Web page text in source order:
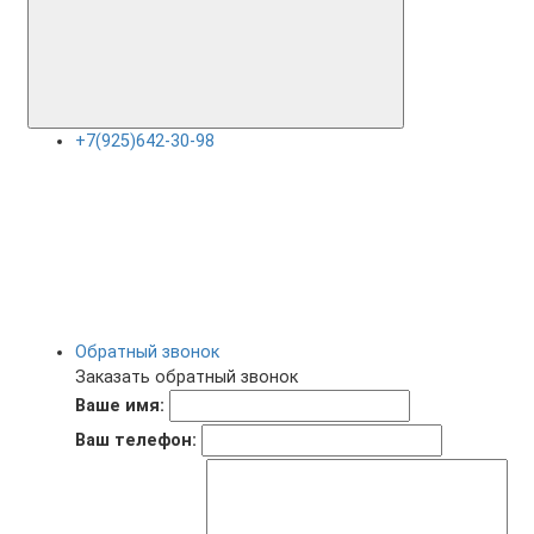
+7(925)642-30-98
Обратный звонок
Заказать обратный звонок
Ваше имя:
Ваш телефон: